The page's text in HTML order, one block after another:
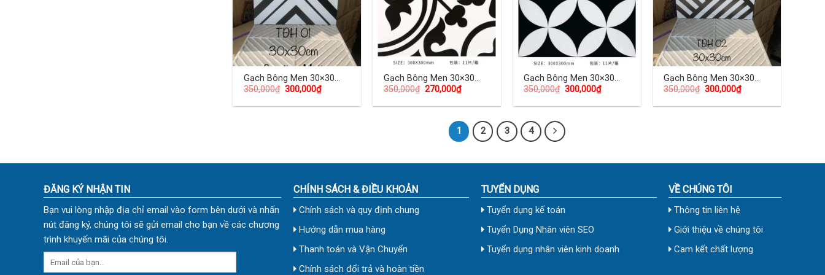
Gạch Bông Men 30×30
(cm) TD-05
350,000₫ 300,000₫
Gạch Bông Men 30×30
(cm) TD-06
350,000₫ 270,000₫
Gạch Bông Men 30×30
(cm) TD-08
350,000₫ 300,000₫
Gạch Bông Men 30×30
(cm) TD-09
350,000₫ 300,000₫
1 2 3 4
ĐĂNG KÝ NHẬN TIN
Bạn vui lòng nhập địa chỉ email vào form bên dưới và nhấn
nút đăng ký, chúng tôi sẽ gửi email cho bạn về các chương
trình khuyến mãi của chúng tôi.
CHÍNH SÁCH & ĐIỀU KHOẢN
Chính sách và quy định chung
Hướng dẫn mua hàng
Thanh toán và Vận Chuyển
Chính sách đổi trả và hoàn tiền
TUYỂN DỤNG
Tuyển dụng kế toán
Tuyển Dụng Nhân viên SEO
Tuyển dụng nhân viên kinh doanh
VỀ CHÚNG TÔI
Thông tin liên hệ
Giới thiệu về chúng tôi
Cam kết chất lượng